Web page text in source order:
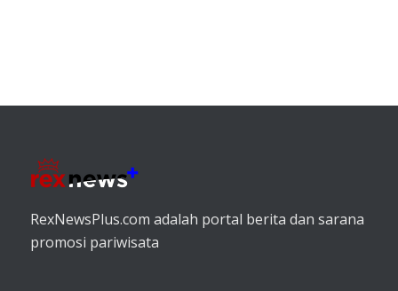
RexNewsPlus.com adalah portal berita dan sarana
promosi pariwisata